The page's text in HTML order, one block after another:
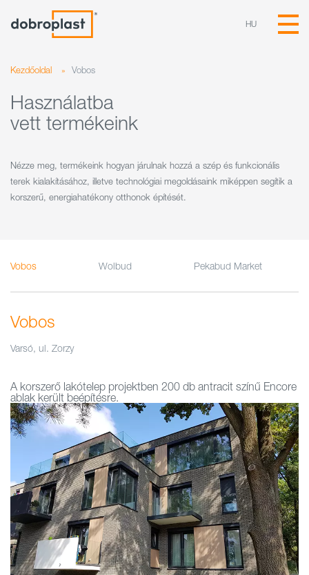
HU
Kezdőoldal » Vobos
Használatba
vett termékeink
Nézze meg, termékeink hogyan járulnak hozzá a szép és funkcionális
terek kialakításához, illetve technológiai megoldásaink miképpen segítik a
korszerű, energiahatékony otthonok építését.
Vobos Wolbud Pekabud Market
Vobos
Varsó, ul. Zorzy
A korszerő lakótelep projektben 200 db antracit színű Encore
ablak került beépítésre.